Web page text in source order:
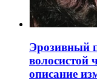
Эрозивный
волосистой
описание